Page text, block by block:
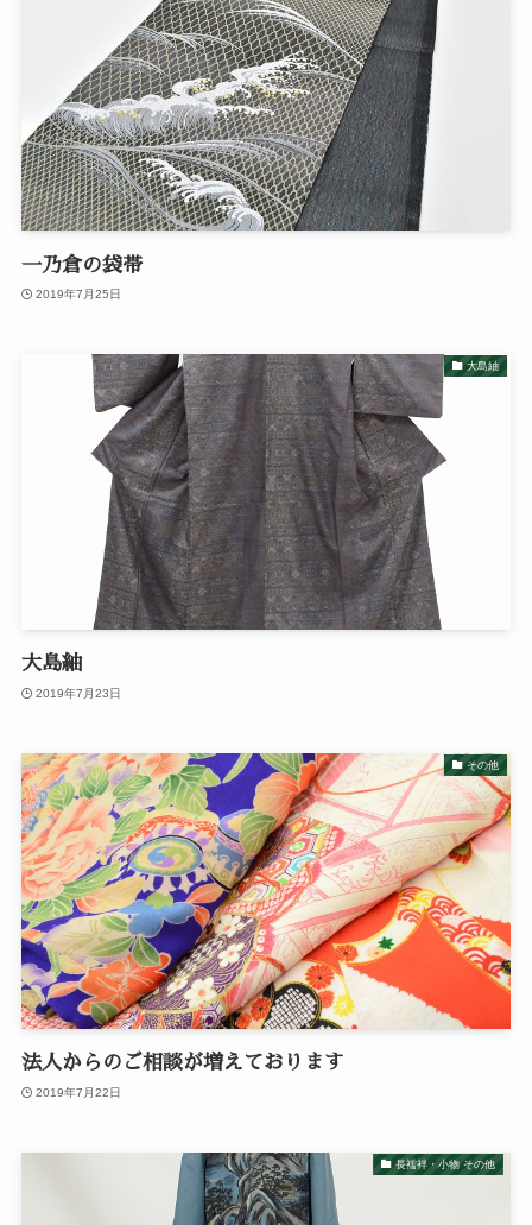
一乃倉の袋帯
2019年7月25日
大島紬
大島紬
2019年7月23日
その他
法人からのご相談が増えております
2019年7月22日
長襦袢・小物 その他